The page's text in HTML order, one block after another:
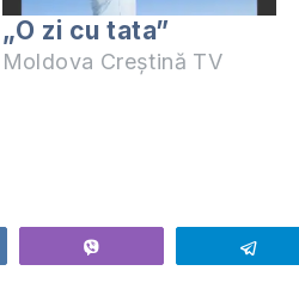
„O zi cu tata”
Moldova Creștină TV